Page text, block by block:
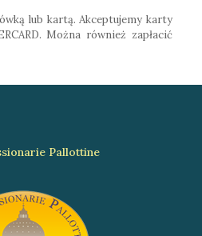
lub kartą. Akceptujemy karty
Można również zapłacić
Pallottine